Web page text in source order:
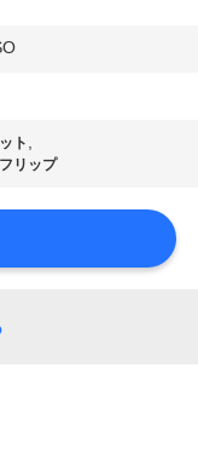
ト ,
リップ